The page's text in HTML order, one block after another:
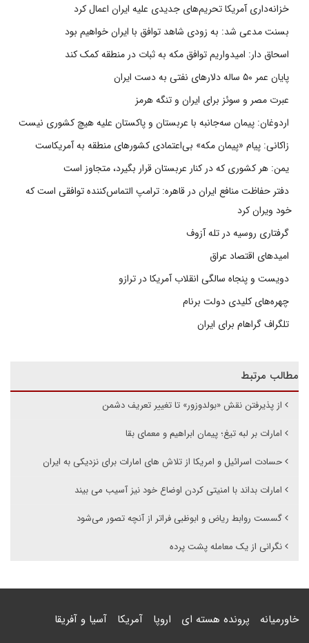
خزانه‌داری آمریکا تحریم‌های جدیدی علیه ایران اعمال کرد
بسنت مدعی شد: به زودی شاهد توافق با ایران خواهیم بود
اسحاق دار: امیدواریم توافق مکه به ثبات در منطقه کمک کند
پایان عمر ۵۰ ساله دلارهای نفتی به دست ایران
عبرت مصر و سوئز برای ایران و تنگه هرمز
اردوغان: پیمان سه‌جانبه با عربستان و پاکستان علیه هیچ کشوری نیست
زاکانی: پیام «پیمان مکه» بی‌اعتمادی کشورهای منطقه به آمریکاست
یمن: هر کشوری که در کنار عربستان قرار بگیرد، متجاوز است
دفتر حفاظت منافع ایران در قاهره: ترامپ التماس‌کننده توافقی است که
خود ویران کرد
گرفتاری روسیه در تله آزوف
امیدهای اقتصاد عراق
دویست و پنجاه سالگی انقلاب آمریکا در ترازو
چهره‌های کلیدی دولت برنام
تلگراف گراهام برای ایران
مطالب مرتبط
از پذیرفتن نقش «بولدوزور» تا تغییر تعریف دشمن
امارات بر لبه تیغ؛ پیمان ابراهیم و معمای بقا
حسادت اسرائیل و امریکا از تلاش های امارات برای نزدیکی به ایران
امارات بداند با امنیتی کردن اوضاع خود نیز آسیب می بیند
گسست روابط ریاض و ابوظبی فراتر از آنچه تصور می‌شود
نگرانی از یک معامله پشت پرده
خاورمیانه پرونده هسته ای اروپا آمریکا آسیا و آفریقا